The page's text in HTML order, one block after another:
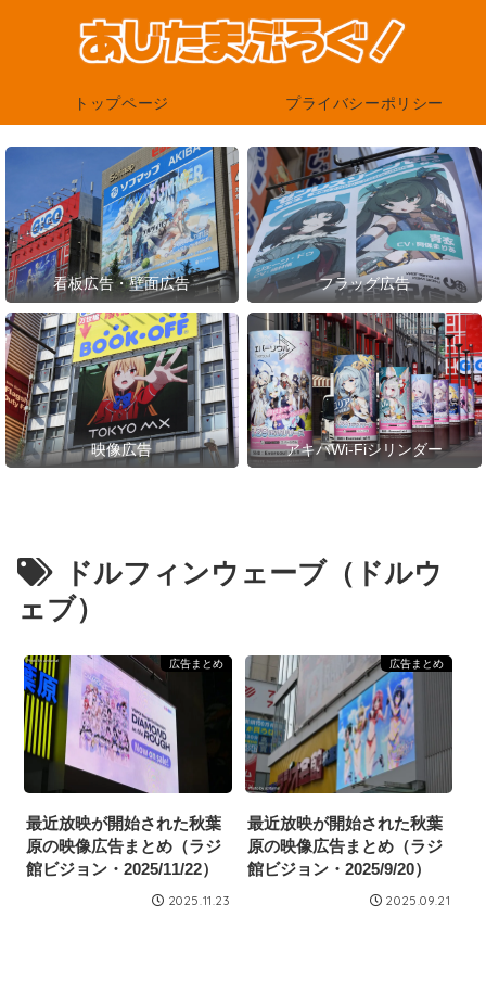
トップページ プライバシーポリシー
看板広告・壁面広告 フラッグ広告
映像広告 アキバWi-Fiシリンダー
ドルフィンウェーブ（ドルウ
ェブ）
広告まとめ
最近放映が開始された秋葉
原の映像広告まとめ（ラジ
館ビジョン・2025/11/22）
2025.11.23
広告まとめ
最近放映が開始された秋葉
原の映像広告まとめ（ラジ
館ビジョン・2025/9/20）
2025.09.21